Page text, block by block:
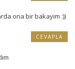
ona bir bakayım :))
CEVAPLA